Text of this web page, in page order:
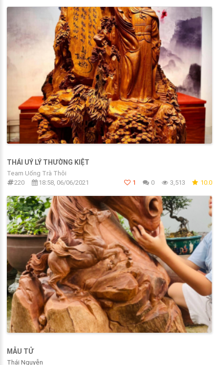
THÁI UÝ LÝ THƯỜNG KIỆT
Team Uống Trà Thôi
220
18:58, 06/06/2021 1 0 3,513 10.0
MẪU TỬ
Thái Nguyễn